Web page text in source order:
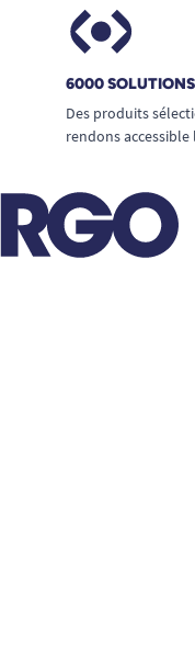
6000
Des produits
rendons